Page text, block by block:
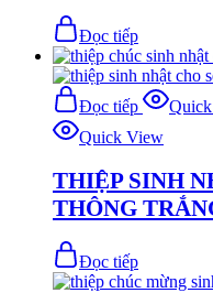
Đọc tiếp
Đọc tiếp
Quick View
THIỆP SINH
THÔNG
Đọc tiếp